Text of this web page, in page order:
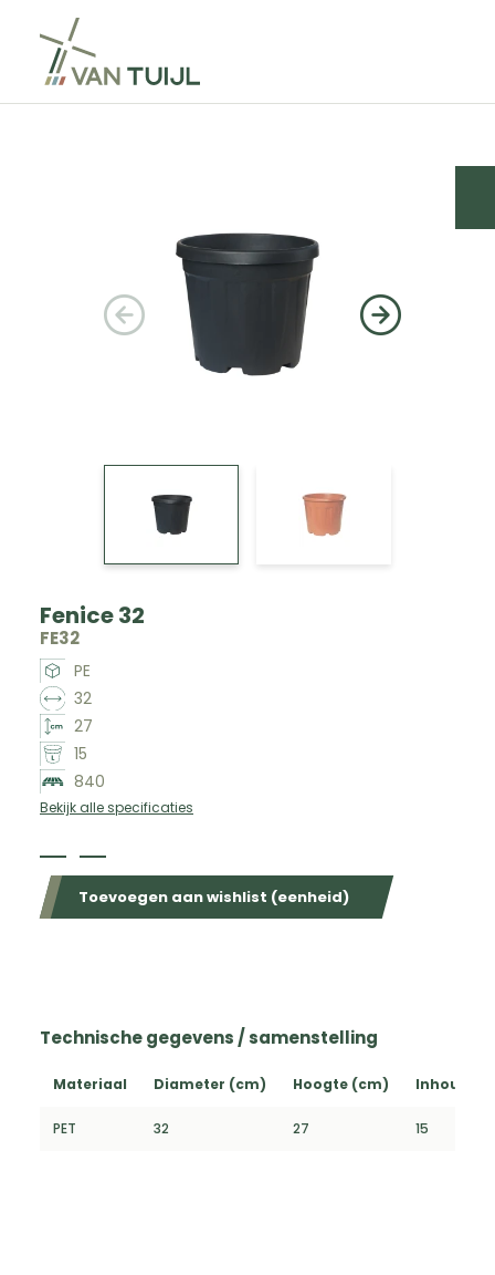
Fenice 32
FE32
PE
32
27
15
840
Bekijk alle specificaties
Toevoegen aan wishlist (eenheid)
Technische gegevens / samenstelling
Materiaal Diameter (cm) Hoogte (cm) Inhoud (L)
PET 32 27 15